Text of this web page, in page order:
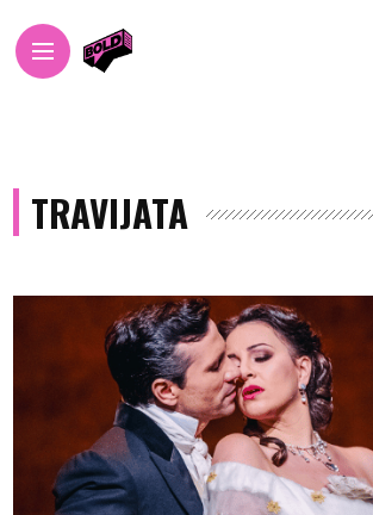
TRAVIJATA